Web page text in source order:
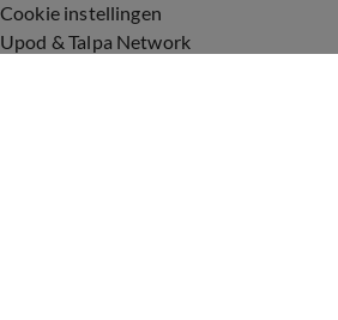
Cookie instellingen
Upod & Talpa Network